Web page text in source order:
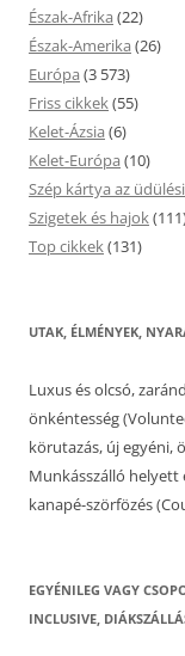
Észak-Afrika (22)
Észak-Amerika (26)
Európa (3 573)
Friss cikkek(55)
Kelet-Ázsia (6)
Kelet-Európa (10)
Szép kártya az
Szigetek és hajok
Top cikkek(131)
UTAK, ÉLMÉNYEK,
Luxus és olcsó,
önkéntesség
körutazás, új egyéni,
Munkásszálló helyett
kanapé-szörfözés
EGYÉNILEG VAGY
INCLUSIVE,